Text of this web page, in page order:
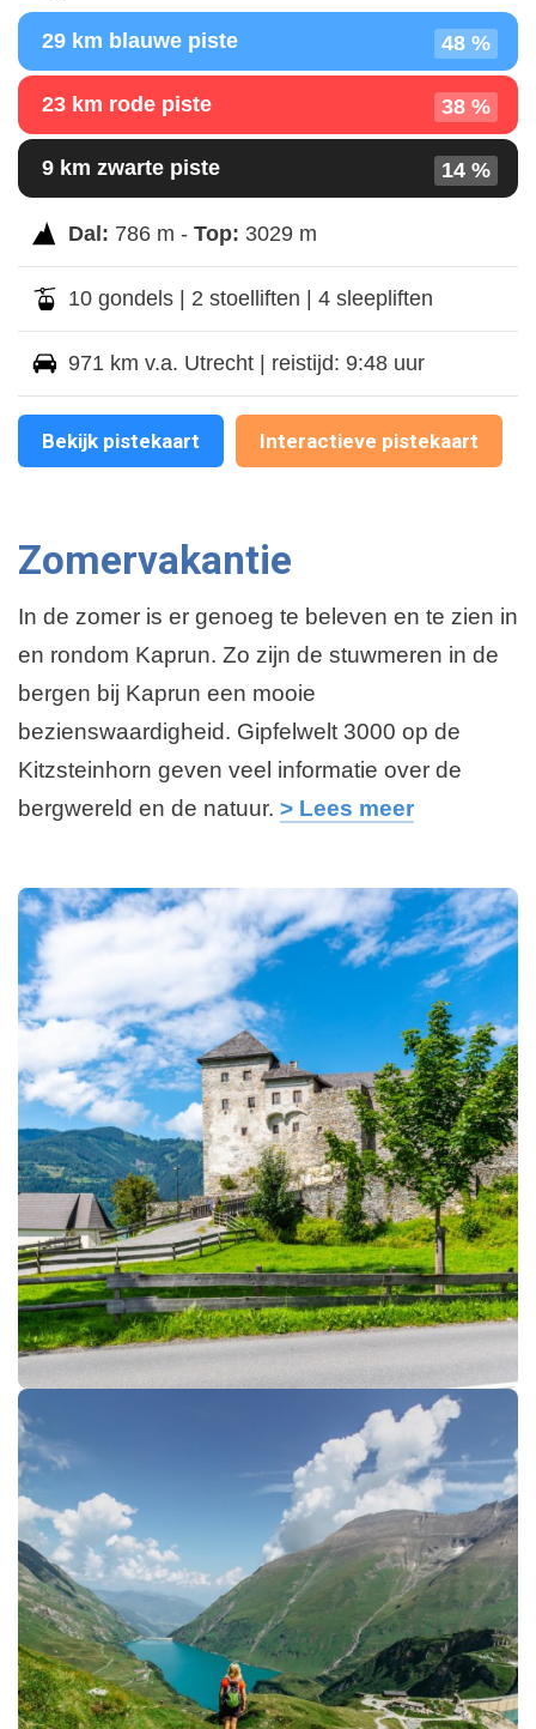
29 km blauwe piste 48 %
23 km rode piste 38 %
9 km zwarte piste 14 %
Dal: 786 m - Top: 3029 m
10 gondels | 2 stoelliften | 4 sleepliften
971 km v.a. Utrecht | reistijd: 9:48 uur
Bekijk pistekaart Interactieve pistekaart
Zomervakantie
In de zomer is er genoeg te beleven en te zien in
en rondom Kaprun. Zo zijn de stuwmeren in de
bergen bij Kaprun een mooie
bezienswaardigheid. Gipfelwelt 3000 op de
Kitzsteinhorn geven veel informatie over de
bergwereld en de natuur. > Lees meer